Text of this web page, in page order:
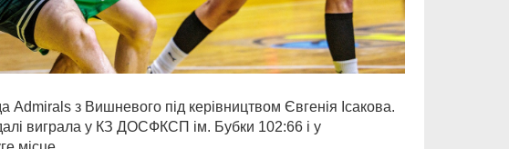
з Вишневого під керівництвом Євгенія Ісакова.
виграла у КЗ ДОСФКСП ім. Бубки 102:66 і у